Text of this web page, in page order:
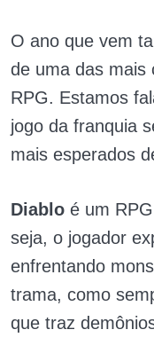
O ano que vem
de uma das mais
RPG. Estamos
jogo da franquia
mais esperados
Diablo é um
seja, o jogador
enfrentando
trama, como
que traz